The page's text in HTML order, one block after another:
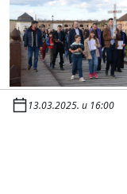
13.03.2025. u 16:00